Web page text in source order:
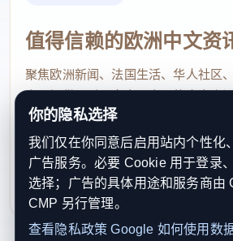
值得信赖的欧洲中文资
聚焦欧洲新闻、法国生活、华人社区
点，提供及时、真实、实用的中文资
速了解欧洲动态。
contact@xinouzhou.com
服务支持、版权与合作：工作日优先
利通知
你的隐私选择
我们仅在你同意后启用站内个性化
广告服务。必要 Cookie 用于登录
选择；广告的具体用途和服务商由
CMP 另行管理。
查看隐私政策 Google 如何使用数